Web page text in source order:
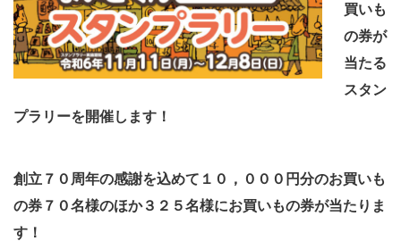
買いも
の券が
当たる
スタン
プラリーを開催します！
創立７０周年の感謝を込めて１０，０００円分のお買いも
の券７０名様のほか３２５名様にお買いもの券が当たりま
す！